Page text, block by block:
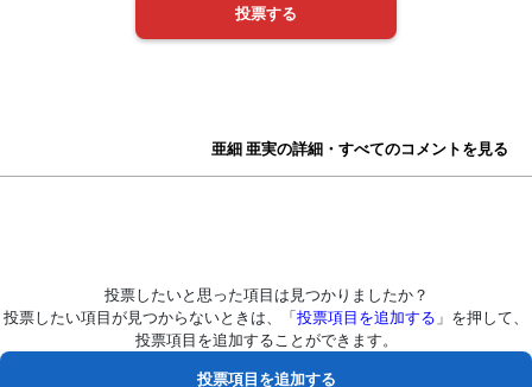
亜細 亜実の詳細・すべてのコメントを見る
投票したいと思った項目は見つかりましたか？
投票したい項目が見つからないときは、「 投票項目を追加する 」を押して、
投票項目を追加することができます。